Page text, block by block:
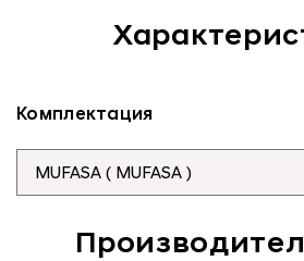
Комплектация